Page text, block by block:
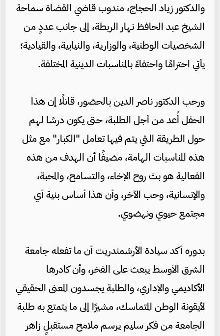
والدكتور زياد الحجاج، مندوب قاضي القضاة سماحة
الشيخ عبد الحافظ نهار الربطة، إلى جانب عددٍ من
الشخصيات الوطنية، والوزارية، والنيابية، والقيادية؛
يأتي احترامًا واحتفاءً بالمناسبات الدينية المختلفة.
ورحب الدكتور ناصر الدين بالحضور، قائلًا إن هذا
الحفل أُعد من أجل الطلبة، حتى يكون درسًا لهم
حول الطريقة التي يتم فيها تعامل "الكبار" مع مثل
هذه المناسبات الهامة، مضيفًا أن الهدف من هذه
الفعالية هو بث روح الإخاء، والتسامح، والمحبة،
والإنسانية، وحب الآخر، وأن هذا أساس بنية أي
مجتمع حيوي ونهضوي.
بدوره أكد سيادة الأرشمندريت أن ما تفعله جامعة
الشرق الأوسط يبعث على الفخر، وأن كادرها
الأكاديمي والإداري، والطلبة يجسدون المعنى الحقيقي
لأيقونة الوطن المتماسك، مشيرًا إلى ما يتمتع به طلبة
الجامعة من فكر سليم يرسم ملامح مستقبلٍ زاهر